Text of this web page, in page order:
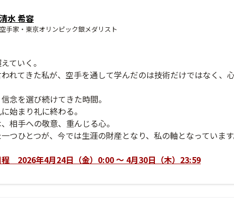
清水 希容
空手家・東京オリンピック銀メダリスト
ていく。
れてきた私が、空手を通して学んだのは技術だけではなく、
念を選び続けてきた時間。
始まり礼に終わる。
相手への敬意、重んじる心。
つひとつが、今では生涯の財産となり、私の軸となっています
2026年4月24日（金）0:00 ～ 4月30日（木）23:59